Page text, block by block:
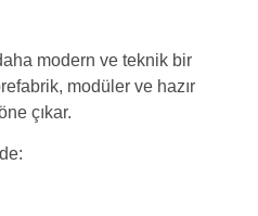
modern ve teknik bir
modüler ve hazır
çıkar.